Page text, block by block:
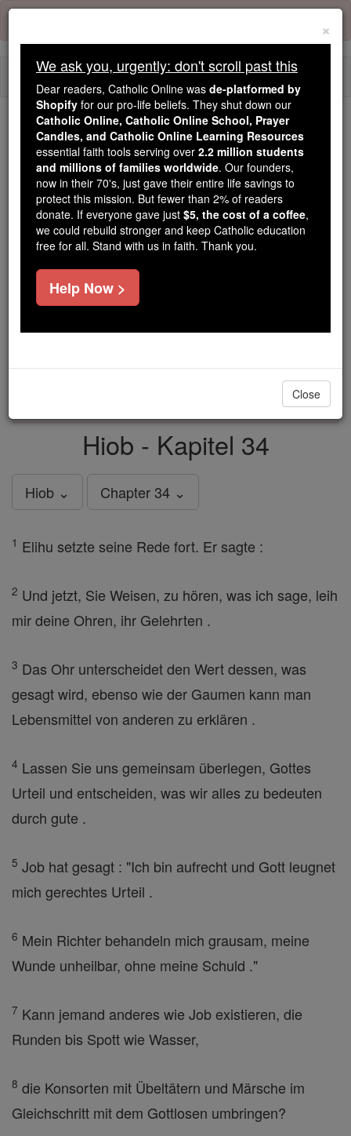
Skip
content
We ask you, urgently: don't scroll past this
Dear readers, Catholic Online
wasde-platformed by Shopify
for our pro-life beliefs. They
shut down ourCatholic
Online, Catholic Online School, Prayer Candles, and
tools serving over
families worldwide. Our founders, now in their 70's,
and keep Catholic education free for all. Stand with us
Hiob - Kapitel 34
Hiob ⌄ Chapter 34 ⌄
1 Elihu setzte seine Rede fort. Er sagte :
2 Und jetzt, Sie Weisen, zu hören, was ich sage, leih
mir deine Ohren, ihr Gelehrten .
3 Das Ohr unterscheidet den Wert dessen, was
gesagt wird, ebenso wie der Gaumen kann man
Lebensmittel von anderen zu erklären .
4 Lassen Sie uns gemeinsam überlegen, Gottes
Urteil und entscheiden, was wir alles zu bedeuten
durch gute .
5 Job hat gesagt : "Ich bin aufrecht und Gott leugnet
mich gerechtes Urteil .
6 Mein Richter behandeln mich grausam, meine
Wunde unheilbar, ohne meine Schuld ."
7 Kann jemand anderes wie Job existieren, die
Runden bis Spott wie Wasser,
8 die Konsorten mit Übeltätern und Märsche im
Gleichschritt mit dem Gottlosen umbringen?
×
We ask you, urgently: don't scroll past this
Dear readers, Catholic Online was de-platformed by
Shopify for our pro-life beliefs. They shut down our
Catholic Online, Catholic Online School, Prayer
Candles, and Catholic Online Learning Resources
essential faith tools serving over 2.2 million students
and millions of families worldwide. Our founders,
now in their 70's, just gave their entire life savings to
protect this mission. But fewer than 2% of readers
donate. If everyone gave just $5, the cost of a coffee,
we could rebuild stronger and keep Catholic education
free for all. Stand with us in faith. Thank you.
Help Now >
Close